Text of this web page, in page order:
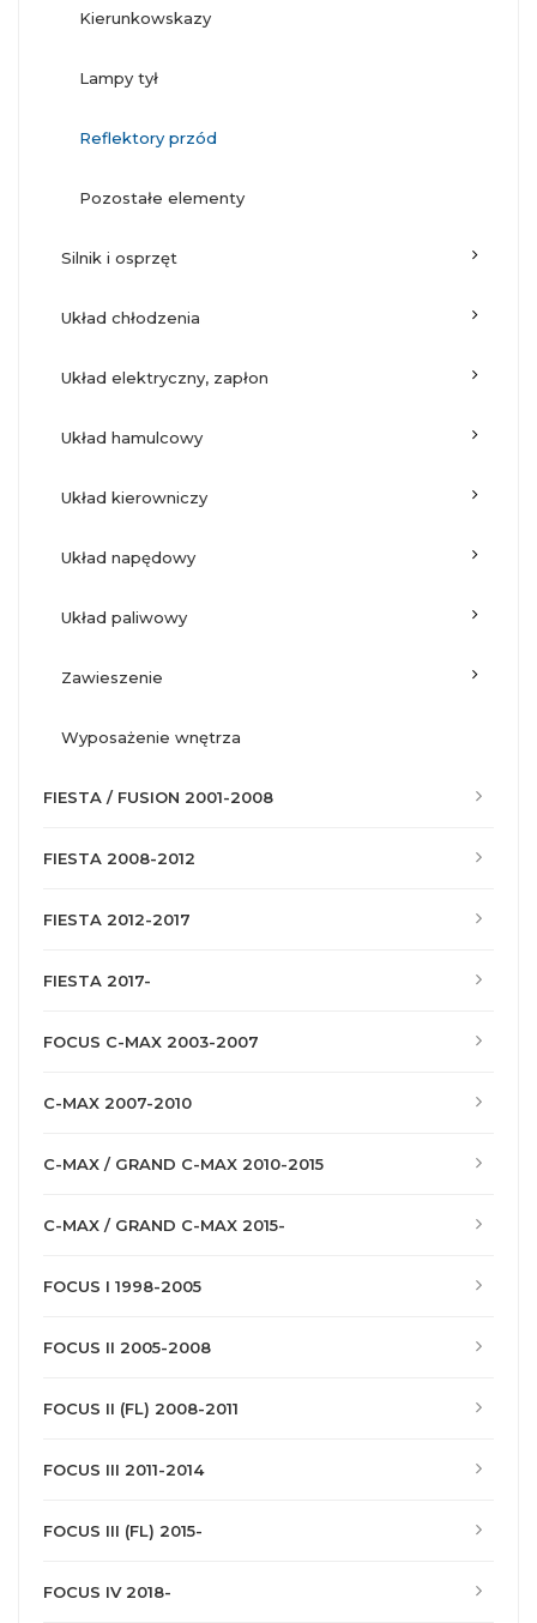
kierunkowskazy
lampy tył
reflektory przód
pozostałe elementy
silnik i osprzęt
układ chłodzenia
układ elektryczny, zapłon
układ hamulcowy
układ kierowniczy
układ napędowy
układ paliwowy
zawieszenie
wyposażenie wnętrza
FIESTA / FUSION 2001-2008
FIESTA 2008-2012
FIESTA 2012-2017
FIESTA 2017-
FOCUS C-MAX 2003-2007
C-MAX 2007-2010
C-MAX / GRAND C-MAX 2010-2015
C-MAX / GRAND C-MAX 2015-
FOCUS I 1998-2005
FOCUS II 2005-2008
FOCUS II (FL) 2008-2011
FOCUS III 2011-2014
FOCUS III (FL) 2015-
FOCUS IV 2018-